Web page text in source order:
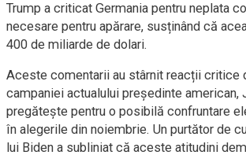
Trump a criticat Germania pentru neplata
necesare pentru apărare, susținând că
400 de miliarde de dolari.
Aceste comentarii au stârnit reacții critice
campaniei actualului președinte american,
pregătește pentru o posibilă confruntare
în alegerile din noiembrie. Un purtător de
lui Biden a subliniat că aceste atitudini